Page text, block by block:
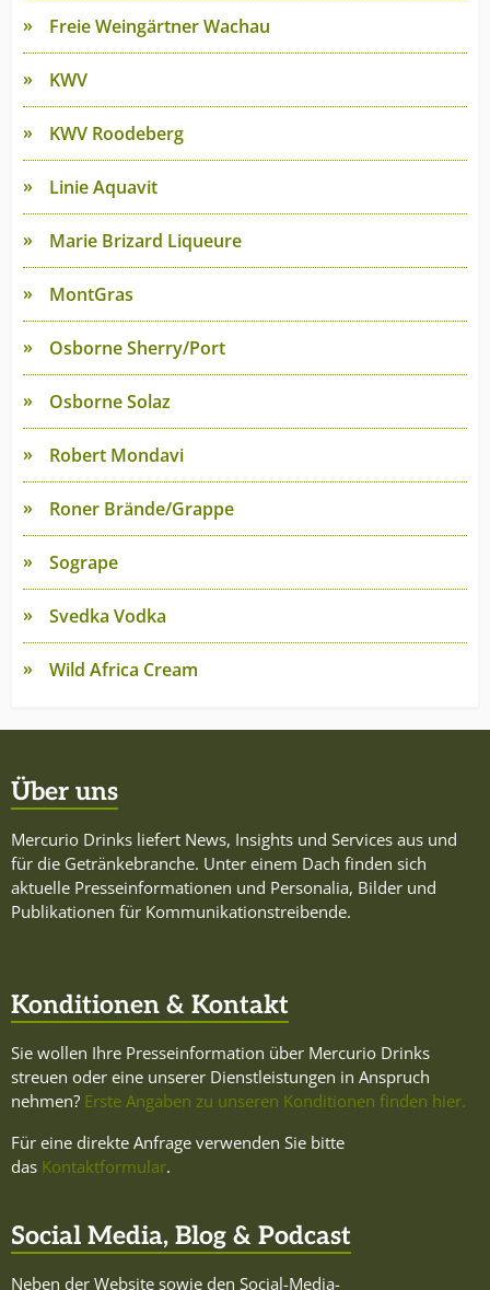
Freie Weingärtner Wachau
KWV
KWV Roodeberg
Linie Aquavit
Marie Brizard Liqueure
MontGras
Osborne Sherry/Port
Osborne Solaz
Robert Mondavi
Roner Brände/Grappe
Sogrape
Svedka Vodka
Wild Africa Cream
Über uns
Mercurio Drinks liefert News, Insights und Services aus und
für die Getränkebranche. Unter einem Dach finden sich
aktuelle Presseinformationen und Personalia, Bilder und
Publikationen für Kommunikationstreibende.
Konditionen & Kontakt
Sie wollen Ihre Presseinformation über Mercurio Drinks
streuen oder eine unserer Dienstleistungen in Anspruch
nehmen? Erste Angaben zu unseren Konditionen finden hier.
Für eine direkte Anfrage verwenden Sie bitte
das Kontaktformular.
Social Media, Blog & Podcast
Neben der Website sowie den Social-Media-